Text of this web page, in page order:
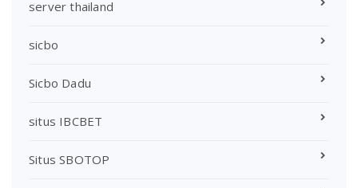
server thailand
sicbo
Sicbo Dadu
situs IBCBET
Situs SBOTOP